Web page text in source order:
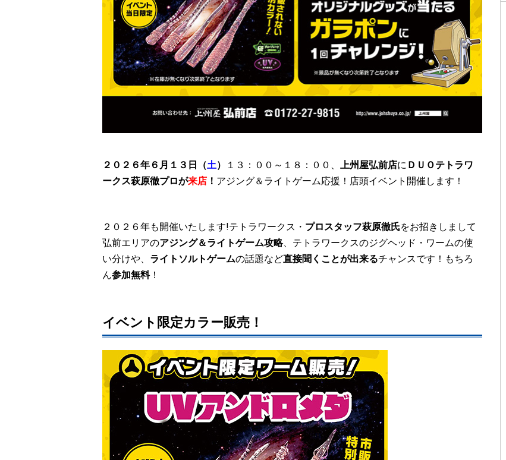
２０２６年６月１３日（土） １３：００～１８：００、 上州屋弘前店に ＤＵＯテトラワ
ークス萩原徹プロが来店 ！ アジング＆ライトゲーム応援！店頭イベント開催します！
２０２６年も開催いたします!テトラワークス・ プロスタッフ萩原徹氏をお招きしまして
弘前エリアのアジング＆ライトゲーム攻略、テトラワークスのジグヘッド・ワームの使
い分けや、 ライトソルトゲームの話題など直接聞くことが出来るチャンスです！もちろ
ん参加無料！
イベント限定カラー販売！